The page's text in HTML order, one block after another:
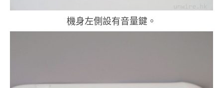
機身左側設有音量鍵。